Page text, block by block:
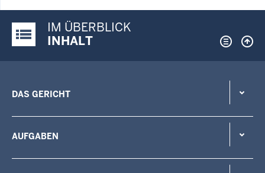
Justiz-Portal im Überblick:
IM ÜBERBLICK
INHALT
DAS GERICHT
AUFGABEN